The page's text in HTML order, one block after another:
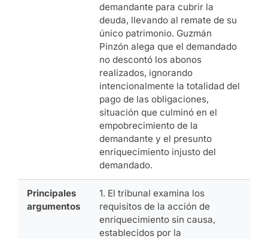
demandante para cubrir la
deuda, llevando al remate de su
único patrimonio. Guzmán
Pinzón alega que el demandado
no descontó los abonos
realizados, ignorando
intencionalmente la totalidad del
pago de las obligaciones,
situación que culminó en el
empobrecimiento de la
demandante y el presunto
enriquecimiento injusto del
demandado.
Principales
argumentos
1. El tribunal examina los
requisitos de la acción de
enriquecimiento sin causa,
establecidos por la